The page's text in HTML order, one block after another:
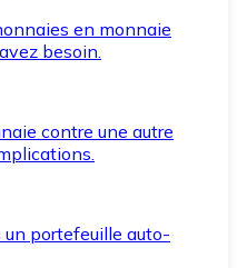
en monnaie
besoin.
contre une autre
portefeuille auto-